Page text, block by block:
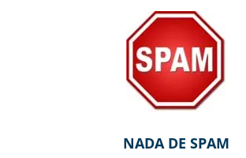
NADA DE SPAM